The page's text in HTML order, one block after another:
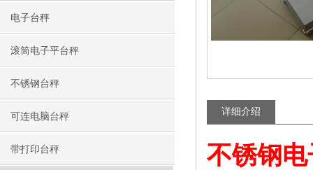
电子台秤
滚筒电子平台秤
不锈钢台秤
可连电脑台秤
带打印台秤
详细介绍
不锈钢